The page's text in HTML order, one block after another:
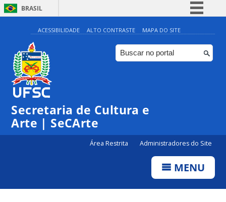
BRASIL
Simplifique!
Comunica BR
Participe
ACESSIBILIDADE ALTO CONTRASTE MAPA DO SITE
Secretaria de Cultura e
Arte | SeCArte
Área Restrita Administradores do Site
MENU
0:00
1:00